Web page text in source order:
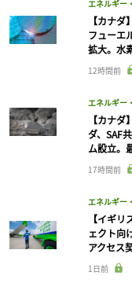
エネルギー
【カナ
フューエ
拡大。水
12時間前
エネルギー
【カナ
ダ、SAF
ム設立。
17時間前
エネルギー
【イギ
ェクト向
アクセス
1日前